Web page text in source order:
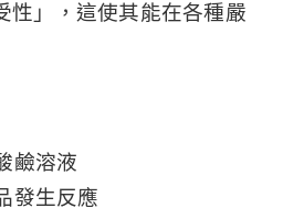
性」，這使其能在各種嚴
鹼溶液
發生反應